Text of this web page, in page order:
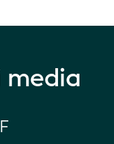
media